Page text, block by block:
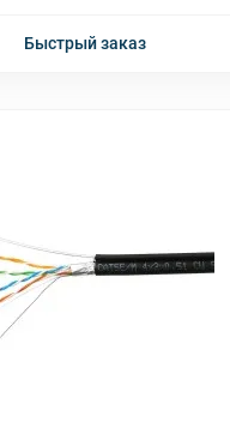
Быстрый заказ